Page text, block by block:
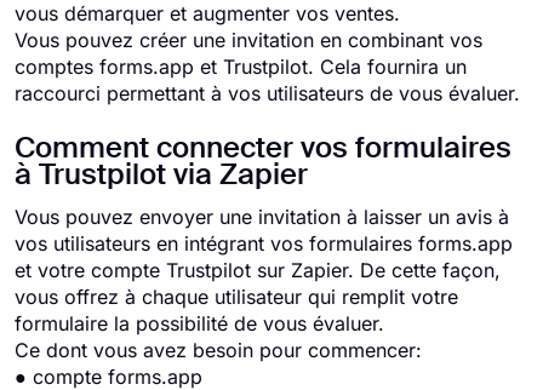
vous démarquer et augmenter vos ventes.
Vous pouvez créer une invitation en combinant vos
comptes forms.app et Trustpilot. Cela fournira un
raccourci permettant à vos utilisateurs de vous évaluer.
Comment connecter vos formulaires
à Trustpilot via Zapier
Vous pouvez envoyer une invitation à laisser un avis à
vos utilisateurs en intégrant vos formulaires forms.app
et votre compte Trustpilot sur Zapier. De cette façon,
vous offrez à chaque utilisateur qui remplit votre
formulaire la possibilité de vous évaluer.
Ce dont vous avez besoin pour commencer:
● compte forms.app